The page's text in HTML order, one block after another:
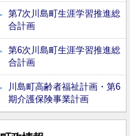
第7次川島町生涯学習推進総
合計画
第6次川島町生涯学習推進総
合計画
川島町高齢者福祉計画・第6
期介護保険事業計画